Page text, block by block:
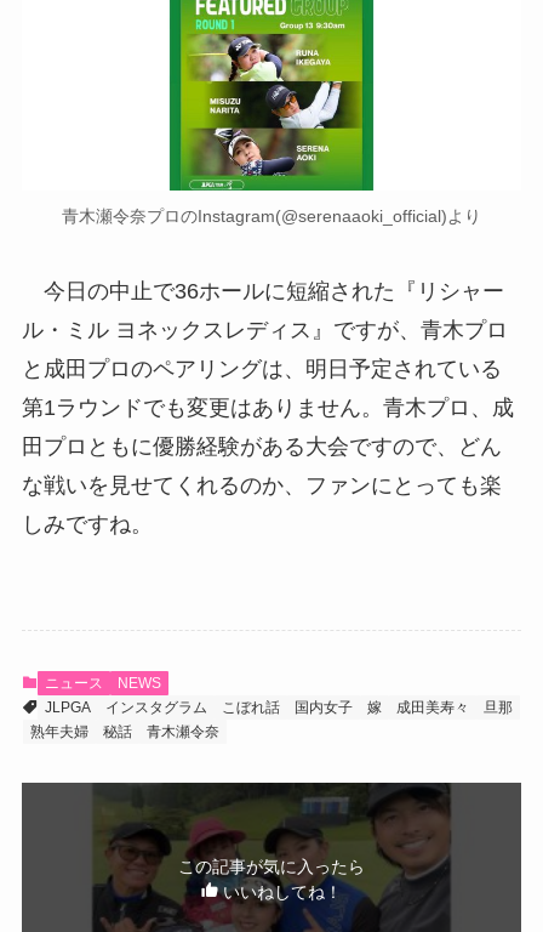
青木瀬令奈プロのInstagram(@serenaaoki_official)より
今日の中止で36ホールに短縮された『リシャー
ル・ミル ヨネックスレディス』ですが、青木プロ
と成田プロのペアリングは、明日予定されている
第1ラウンドでも変更はありません。青木プロ、成
田プロともに優勝経験がある大会ですので、どん
な戦いを見せてくれるのか、ファンにとっても楽
しみですね。
ニュース
NEWS
JLPGA
インスタグラム こぼれ話 国内女子 嫁 成田美寿々
旦那
熟年夫婦
秘話 青木瀬令奈
この記事が気に入ったら
いいねしてね！